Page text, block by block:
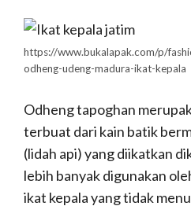
https://www.bukalapak.com/p/
odheng-udeng-madura-ikat-kepala
Odheng tapoghan
terbuat dari kain batik
(lidah api) yang diikatkan
lebih banyak digunakan
ikat kepala yang tidak